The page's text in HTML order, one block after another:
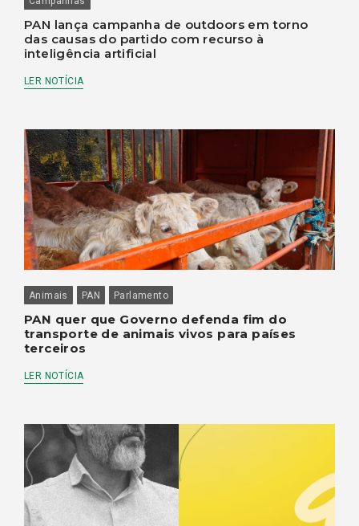
PAN lança campanha de outdoors em torno
das causas do partido com recurso à
inteligência artificial
LER NOTÍCIA
Animais PAN Parlamento
PAN quer que Governo defenda fim do
transporte de animais vivos para países
terceiros
LER NOTÍCIA